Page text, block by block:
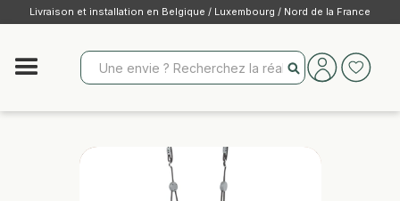
Livraison et installation en Belgique / Luxembourg / Nord de la France